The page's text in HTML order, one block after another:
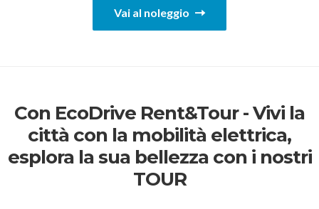
Vai al noleggio
Con EcoDrive Rent&Tour - Vivi la
città con la mobilità elettrica,
esplora la sua bellezza con i nostri
TOUR